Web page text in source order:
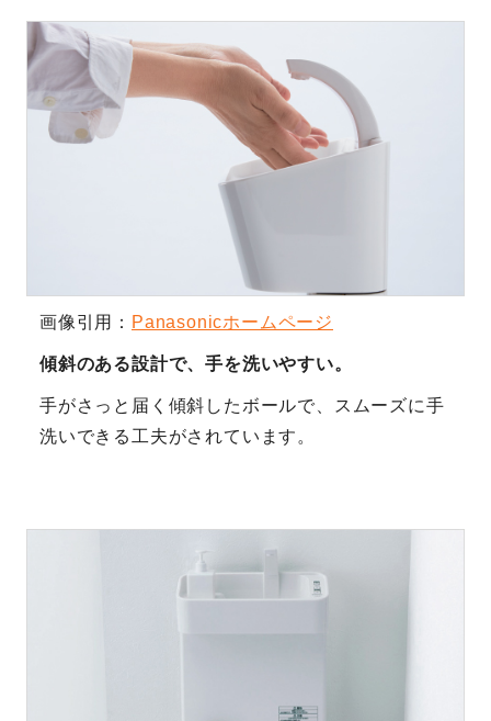
画像引用： Panasonicホームページ
傾斜のある設計で、手を洗いやすい。
手がさっと届く傾斜したボールで、スムーズに手
洗いできる工夫がされています。